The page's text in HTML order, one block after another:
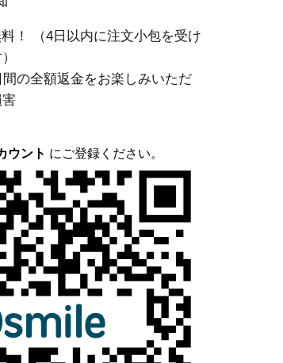
！ （4日以内に注文小包を受け
間の全額返金をお楽しみいただ
ウント にご登録ください。